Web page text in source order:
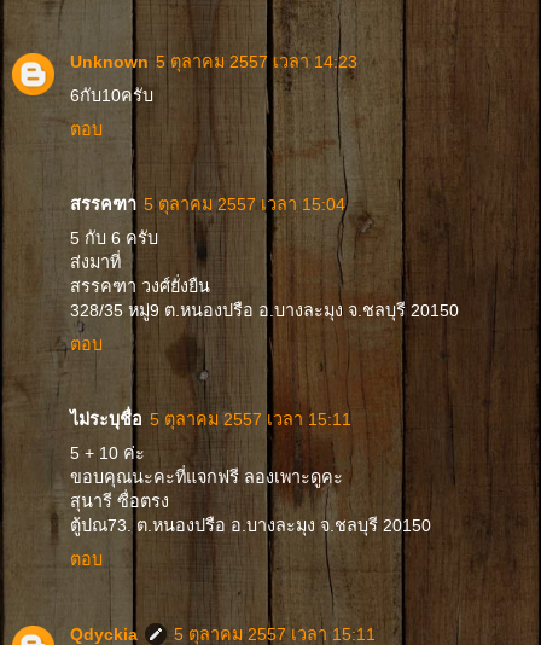
Unknown 5 ตุลาคม 2557 เวลา 14:23
6กับ10ครับ
ตอบ
สรรคฑา 5 ตุลาคม 2557 เวลา 15:04
5 กับ 6 ครับ
ส่งมาที่
สรรคฑา วงศ์ยั่งยืน
328/35 หมู่9 ต.หนองปรือ อ.บางละมุง จ.ชลบุรี 20150
ตอบ
ไม่ระบุชื่อ 5 ตุลาคม 2557 เวลา 15:11
5 + 10 ค่ะ
ขอบคุณนะคะที่แจกฟรี ลองเพาะดูคะ
สุนารี ซื่อตรง
ตู้ปณ73. ต.หนองปรือ อ.บางละมุง จ.ชลบุรี 20150
ตอบ
Qdyckia
5 ตุลาคม 2557 เวลา 15:11